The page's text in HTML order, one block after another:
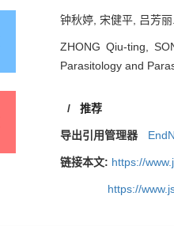
钟秋婷, 宋健平, 吕芳
ZHONG Qiu-ting,
Parasitology and
/ 推荐
导出引用管理器
链接本文: https://
https://